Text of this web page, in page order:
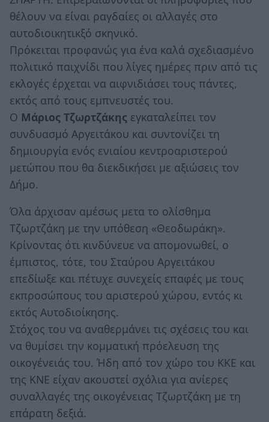
θέλουν να είναι ραγδαίες οι αλλαγές στο
αυτοδιοικητικξό σκηνικό.
Πρόκειται προφανώς για ένα καλά σχεδιασμένο
πολιτικό παιχνίδι που λίγες ημέρες πριν από τις
εκλογές έρχεται να αιφνιδιάσει τους πάντες,
εκτός από τους εμπνευστές του.
Ο Μάριος Τζωρτζάκης εγκαταλείπει τον
συνδυασμό Αργειτάκου και συντονίζει τη
δημιουργία ενός ενιαίου κεντροαριστερού
μετώπου που θα διεκδικήσει με αξιώσεις τον
Δήμο.
Όλα άρχισαν αμέσως μετα το ολίσθημα
Τζωρτζάκη με την υπόθεση «Θεοδωράκη».
Κρίνοντας ότι κινδύνευε να απομονωθεί, ο
έμπιστος, τότε, του Σταύρου Αργειτάκου
επεδίωξε και πέτυχε συνεχείς επαφές με τους
εκπροσώπους του αριστερού χώρου, εντός κι
εκτός Αυτοδιοίκησης.
Στόχος του να αναθερμάνει τις σχέσεις του και
να θυμίσει την κομματική πρόελευση της
οικογένειάς του. Ήδη από τον χώρο του ΚΚΕ και
της ΚΝΕ είχαν ακουστεί σχόλια για ανίερες
συναλλαγές της οικογένειας Τζωρτζάκη με τη
επάρατη δεξιά.